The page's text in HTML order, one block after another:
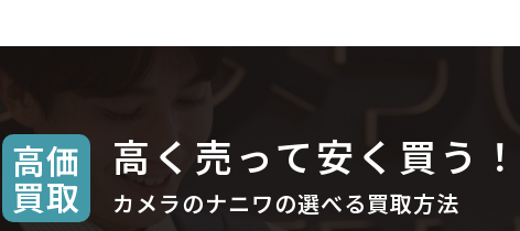
高価
買取
高く売って安く買う！
カメラのナニワの選べる買取方法